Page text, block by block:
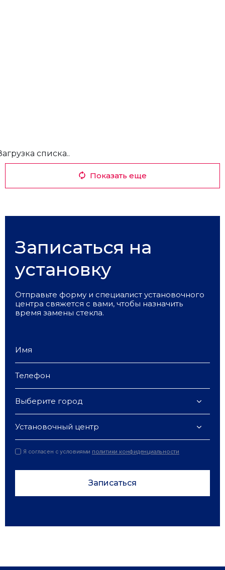
списка..
Показать еще
Записаться на
установку
Отправьте форму и специалист установочного
центра свяжется с вами, чтобы назначить
время замены стекла.
Выберите город
Установочный центр
Я согласен с условиями политики конфиденциальности
Записаться